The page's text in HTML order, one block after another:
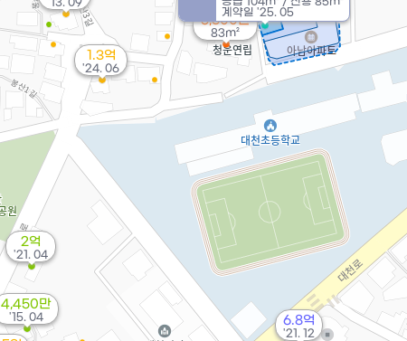
5,300만
83m²
계약일 '25. 05
1.3억
'24. 06
6.8억
'21. 12
2억
'21. 04
4,450만
'15. 04